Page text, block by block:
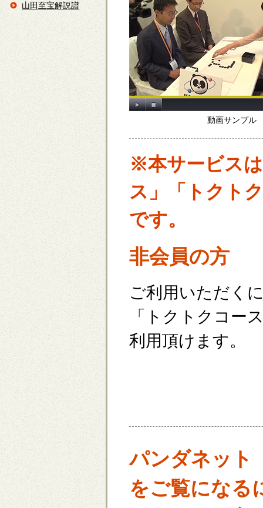
動画サンプル
※本サービス
ス」「トクト
です。
非会員の方
ご利用いただく
「トクトクコー
利用頂けます。
パンダネット
をご覧になる
山田至宝解説譜